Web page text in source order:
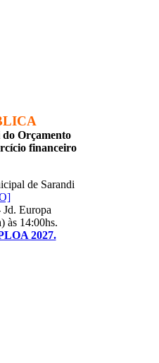
Orçamento
financeiro
de Sarandi
Europa
às 14:00hs.
2027.